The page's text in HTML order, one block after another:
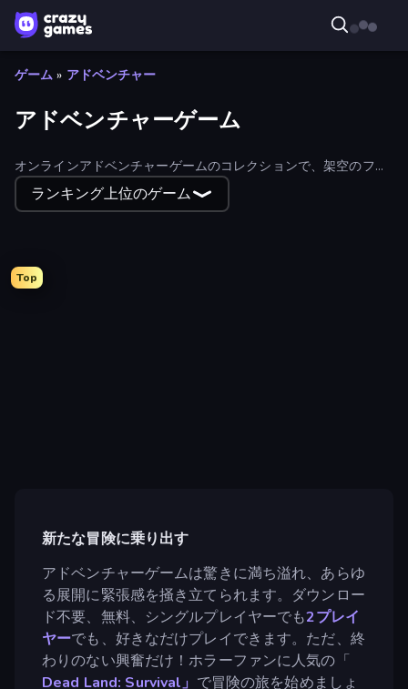
ゲーム » アドベンチャー
アドベンチャーゲーム
オンラインアドベンチャーゲームのコレクションで、架空のファ
ンタジー世界や現実の場所を冒険しよう。デジタルで体験できる
最高のアドベンチャーから、心を掴んで楽しませてくれる物語を
ランキング上位のゲーム
Top
新たな冒険に乗り出す
アドベンチャーゲームは驚きに満ち溢れ、あらゆ
る展開に緊張感を掻き立てられます。ダウンロー
ド不要、無料、シングルプレイヤーでも2プレイ
ヤーでも、好きなだけプレイできます。ただ、終
わりのない興奮だけ！ホラーファンに人気の「
Dead Land: Survival」 で冒険の旅を始めましょ